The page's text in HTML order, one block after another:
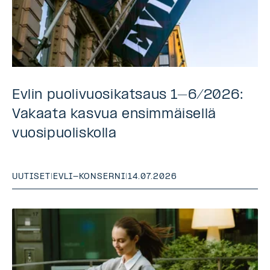
Evlin puolivuosikatsaus 1–6/2026:
Vakaata kasvua ensimmäisellä
vuosipuoliskolla
UUTISET | EVLI-KONSERNI|14.07.2026